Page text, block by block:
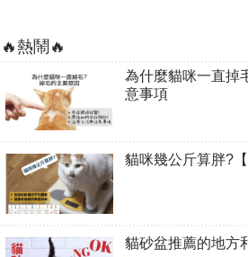
🔥熱鬧🔥
為什麼貓咪一直掉
意事項
貓咪幾公斤算胖?
貓砂盆推薦的地方